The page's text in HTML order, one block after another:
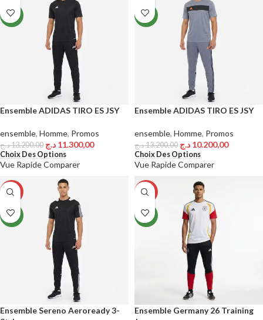
NEW
Ensemble ADIDAS TIRO ES JSY
ensemble, Homme, Promos
13.200,00د.ج 11.300,00 د.ج
Choix Des Options
Vue RapideComparer
NEW
Ensemble ADIDAS TIRO ES JSY
ensemble, Homme, Promos
13.200,00د.ج 10.200,00 د.ج
Choix Des Options
Vue RapideComparer
-13%
NEW
Ensemble Sereno Aeroready 3-
-16%
NEW
Ensemble Germany 26 Training